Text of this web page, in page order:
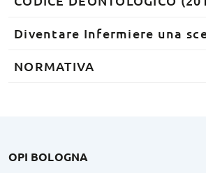
Diventare Infermiere una
NORMATIVA
OPI BOLOGNA